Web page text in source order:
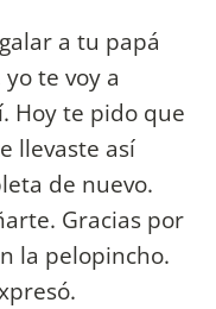
a tu papá
te voy a
Hoy te pido que
llevaste así
de nuevo.
Gracias por
la pelopincho.